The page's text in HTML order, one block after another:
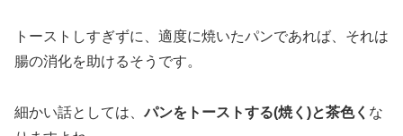
トーストしすぎずに、適度に焼いたパンであれば、それは
腸の消化を助けるそうです。
細かい話としては、パンをトーストする(焼く)と茶色く な